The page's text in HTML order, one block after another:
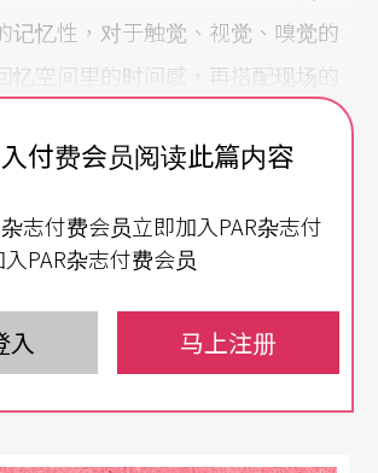
记忆性，对于触觉、视觉、嗅觉的
忆空间里的时间感，再搭配现场的
不用太快乐》是音乐人Easy Shen和
跨域合作，不知会产生出什么样的
体化抑或是肢体的音乐化，Easy对
孤独的精准描写加上素莲身体独有
两个人的合作，光想像就有好多好
付费会员阅读此篇内容
志付费会员立即加入PAR杂志付
PAR杂志付费会员
入 马上注册